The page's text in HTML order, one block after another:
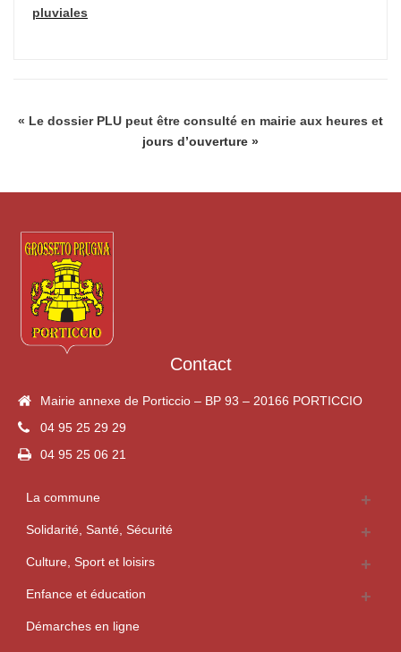
pluviales
« Le dossier PLU peut être consulté en mairie aux heures et
jours d’ouverture »
Contact
Mairie annexe de Porticcio – BP 93 – 20166 PORTICCIO
04 95 25 29 29
04 95 25 06 21
La commune
Solidarité, Santé, Sécurité
Culture, Sport et loisirs
Enfance et éducation
Démarches en ligne